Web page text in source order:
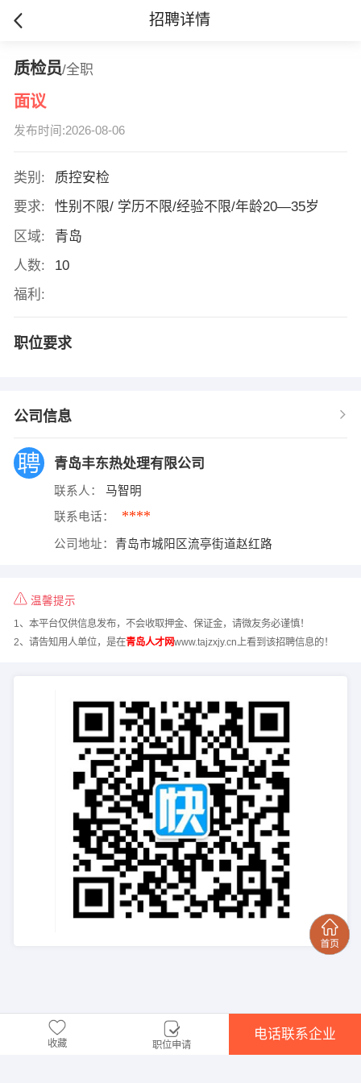
招聘详情
质检员/全职
面议
发布时间:2026-08-06
类别:
质控安检
要求:
性别不限/ 学历不限/经验不限/年龄20—35岁
区域:
青岛
人数:
10
福利:
职位要求
公司信息
青岛丰东热处理有限公司
联系人： 马智明
联系电话： ****
公司地址： 青岛市城阳区流亭街道赵红路
温馨提示
1、本平台仅供信息发布，不会收取押金、保证金，请微友务必谨慎！
2、请告知用人单位，是在青岛人才网www.tajzxjy.cn上看到该招聘信息的！
收藏 职位申请
电话联系企业